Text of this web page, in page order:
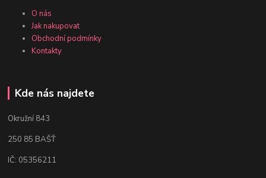
O nás
Jak nakupovat
Obchodní podmínky
Kontakty
Kde nás najdete
Okružní 843
250 85 BAŠŤ
IČ: 05356211